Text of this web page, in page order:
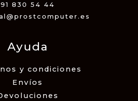
91 830 54 44
Ayuda
y condiciones
Envíos